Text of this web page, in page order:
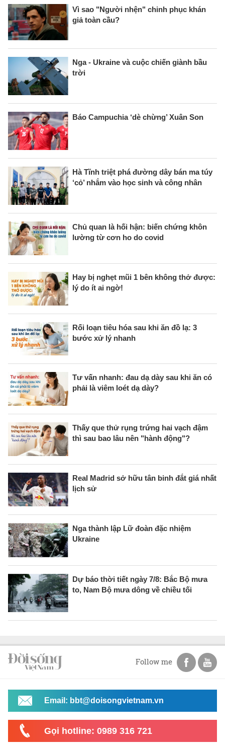
Vì sao "Người nhện" chinh phục khán
giả toàn cầu?
Nga - Ukraine và cuộc chiến giành bầu
trời
Báo Campuchia ‘dè chừng’ Xuân Son
Hà Tĩnh triệt phá đường dây bán ma túy
‘cỏ’ nhắm vào học sinh và công nhân
Chủ quan là hối hận: biến chứng khôn
lường từ cơn ho do covid
Hay bị nghẹt mũi 1 bên không thở được:
lý do ít ai ngờ!
Rối loạn tiêu hóa sau khi ăn đồ lạ: 3
bước xử lý nhanh
Tư vấn nhanh: đau dạ dày sau khi ăn có
phải là viêm loét dạ dày?
Thấy que thử rụng trứng hai vạch đậm
thì sau bao lâu nên "hành động"?
Real Madrid sở hữu tân binh đắt giá nhất
lịch sử
Nga thành lập Lữ đoàn đặc nhiệm
Ukraine
Dự báo thời tiết ngày 7/8: Bắc Bộ mưa
to, Nam Bộ mưa dông về chiều tối
Follow me
Email: bbt@doisongvietnam.vn
Gọi hotline: 0989 316 721